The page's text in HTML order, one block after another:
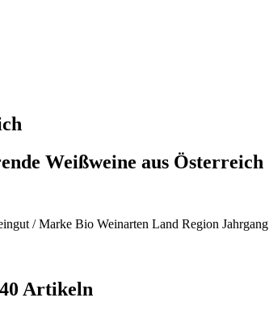
Weißweine aus Österreich
/ Marke Bio Weinarten Land Region Jahrgang
Artikeln